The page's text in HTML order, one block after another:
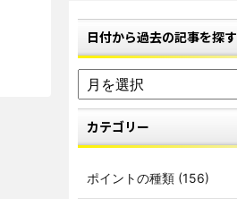
日付から過去の記事を探す
カテゴリー
ポイントの種類 (156)